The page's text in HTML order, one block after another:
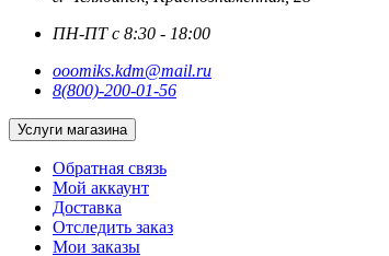
ПН-ПТ с 8:30 - 18:00
ooomiks.kdm@mail.ru
8(800)-200-01-56
Услуги магазина
Обратная связь
Мой аккаунт
Доставка
Отследить заказ
Мои заказы